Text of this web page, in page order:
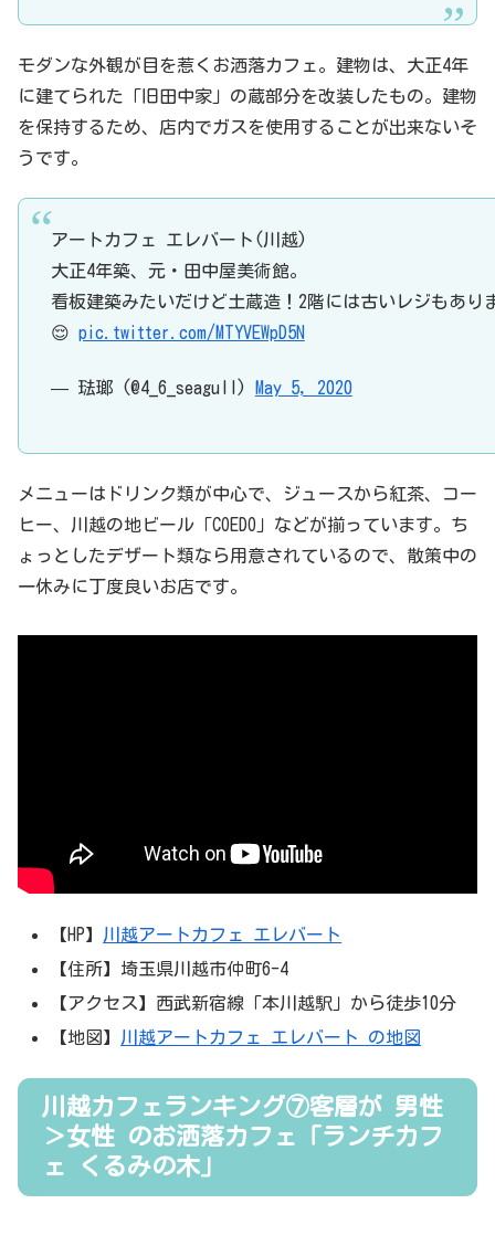
モダンな外観が目を惹くお洒落カフェ。建物は、大正4年
に建てられた「旧田中家」の蔵部分を改装したもの。建物
を保持するため、店内でガスを使用することが出来ないそ
うです。
アートカフェ エレバート(川越)
大正4年築、元・田中屋美術館。
看板建築みたいだけど土蔵造！2階には古いレジもあり
😌 pic.twitter.com/MTYVEWpD5N
— 琺瑯 (@4_6_seagull) May 5, 2020
メニューはドリンク類が中心で、ジュースから紅茶、コー
ヒー、川越の地ビール「COEDO」などが揃っています。ち
ょっとしたデザート類なら用意されているので、散策中の
一休みに丁度良いお店です。
【HP】
川越アートカフェ エレバート
【住所】埼玉県川越市仲町6-4
【アクセス】西武新宿線「本川越駅」から徒歩10分
【地図】 川越アートカフェ エレバート の地図
川越カフェランキング⑦客層が 男性
＞女性 のお洒落カフェ「ランチカフ
ェ くるみの木」